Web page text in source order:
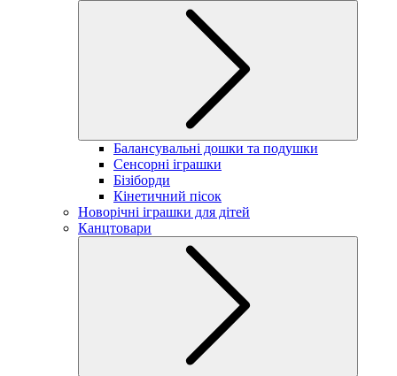
Балансувальні дошки та подушки
Сенсорні іграшки
Бізіборди
Кінетичний пісок
Новорічні іграшки для дітей
Канцтовари